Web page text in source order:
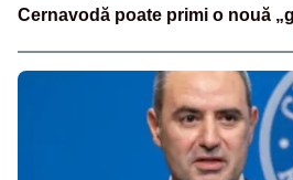
Cernavodă poate primi o nouă